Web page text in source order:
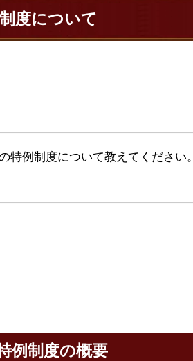
度について
例制度について教えてください。
例制度の概要